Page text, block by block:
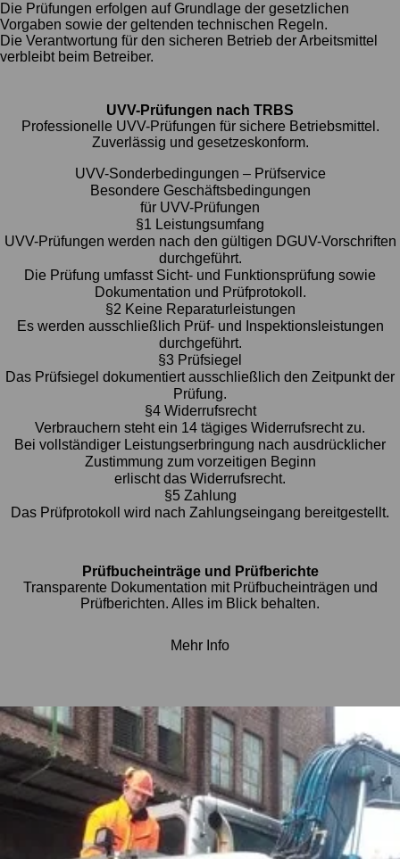
Die Prüfungen erfolgen auf Grundlage der gesetzlichen
Vorgaben sowie der geltenden technischen Regeln.
Die Verantwortung für den sicheren Betrieb der Arbeitsmittel
verbleibt beim Betreiber.
UVV-Prüfungen nach TRBS
Professionelle UVV-Prüfungen für sichere Betriebsmittel.
Zuverlässig und gesetzeskonform.
UVV-Sonderbedingungen – Prüfservice
Besondere Geschäftsbedingungen
für UVV-Prüfungen
§1 Leistungsumfang
UVV-Prüfungen werden nach den gültigen DGUV-Vorschriften
durchgeführt.
Die Prüfung umfasst Sicht- und Funktionsprüfung sowie
Dokumentation und Prüfprotokoll.
§2 Keine Reparaturleistungen
Es werden ausschließlich Prüf- und Inspektionsleistungen
durchgeführt.
§3 Prüfsiegel
Das Prüfsiegel dokumentiert ausschließlich den Zeitpunkt der
Prüfung.
§4 Widerrufsrecht
Verbrauchern steht ein 14 tägiges Widerrufsrecht zu.
Bei vollständiger Leistungserbringung nach ausdrücklicher
Zustimmung zum vorzeitigen Beginn
erlischt das Widerrufsrecht.
§5 Zahlung
Das Prüfprotokoll wird nach Zahlungseingang bereitgestellt.
Prüfbucheinträge und Prüfberichte
Transparente Dokumentation mit Prüfbucheinträgen und
Prüfberichten. Alles im Blick behalten.
Mehr Info